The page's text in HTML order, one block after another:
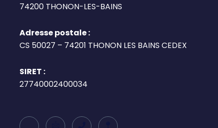
74200 THONON-LES-BAINS
Adresse postale :
CS 50027 – 74201 THONON LES BAINS CEDEX
SIRET :
27740002400034